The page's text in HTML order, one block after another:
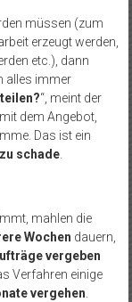
müssen (zum
erzeugt werden,
etc.), dann
alles immer
“, meint der
mit dem Angebot,
Das ist ein
schade.
mahlen die
Wochen dauern,
vergeben
Verfahren einige
vergehen